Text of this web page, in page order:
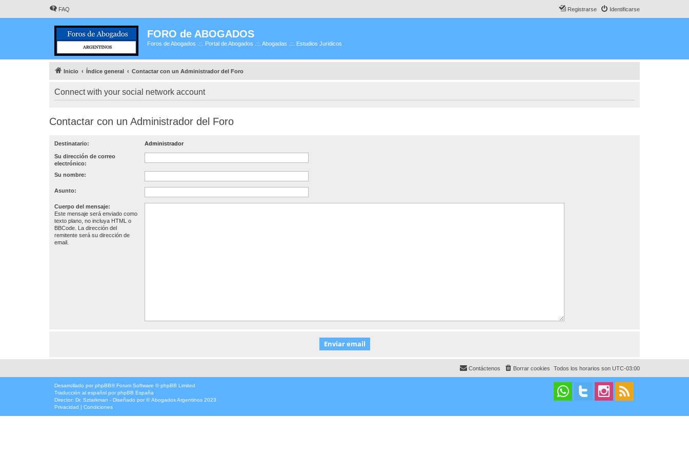
FAQ Identificarse
Registrarse
FORO de ABOGADOS
Foros de Abogados .::. Portal de Abogados .::. Abogadas .::. Estudios Juridicos
Inicio Índice general Contactar con un Administrador del Foro
Connect with your social network account
Contactar con un Administrador del Foro
Destinatario: Administrador
Su dirección de correo
electrónico:
Su nombre:
Asunto:
Cuerpo del mensaje:
Este mensaje será enviado como
texto plano, no incluya HTML o
BBCode. La dirección del
remitente será su dirección de
email.
Todos los horarios son UTC-03:00
Borrar cookies
Contáctenos
Desarrollado por phpBB® Forum Software © phpBB Limited
Traducción al español por phpBB España
Director: Dr. Sztarkman - Diseñado por ©Abogados Argentinos 2023
Privacidad | Condiciones